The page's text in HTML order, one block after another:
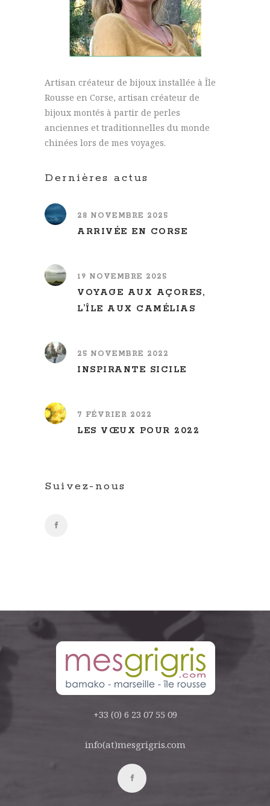
Artisan créateur de bijoux installée à Île
Rousse en Corse, artisan créateur de
bijoux montés à partir de perles
anciennes et traditionnelles du monde
chinées lors de mes voyages.
Dernières actus
28 NOVEMBRE 2025
ARRIVÉE EN CORSE
19 NOVEMBRE 2025
VOYAGE AUX AÇORES,
L’ÎLE AUX CAMÉLIAS
25 NOVEMBRE 2022
INSPIRANTE SICILE
7 FÉVRIER 2022
LES VŒUX POUR 2022
Suivez-nous
+33 (0) 6 23 07 55 09
info(at)mesgrigris.com